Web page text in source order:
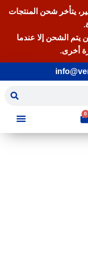
يتأخر شحن المنتجات
يتم الشحن إلا عندما
أخرى.
0